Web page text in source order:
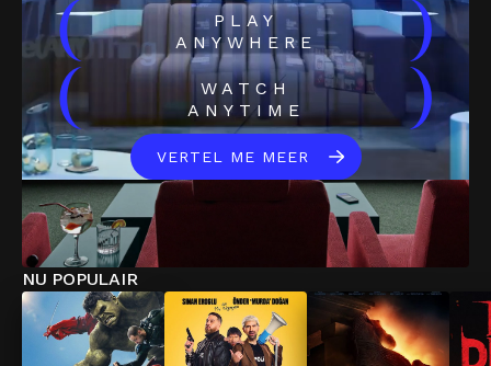
(
PLAY
ANYWHERE
)
(
WATCH
ANYTIME
)
VERTEL ME MEER
NU POPULAIR